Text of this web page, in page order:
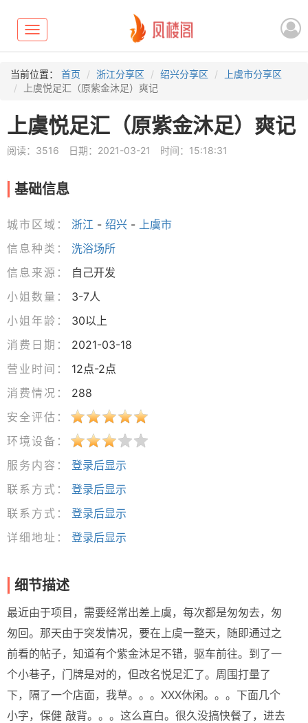
Toggle
navigation
当前位置： 首页 浙江分享区 绍兴分享区
上虞市分享区
上虞悦足汇（原紫金沐足）爽记
上虞悦足汇（原紫金沐足）爽记
阅读：3516 日期：2021-03-21 时间：15:18:31
基础信息
城市区域： 浙江 - 绍兴 - 上虞市
信息种类：
洗浴场所
信息来源：
自己开发
小姐数量：
3-7人
小姐年龄：
30以上
消费日期：
2021-03-18
营业时间：
12点-2点
消费情况：
288
安全评估：
环境设备：
服务内容：
登录后显示
联系方式：
登录后显示
联系方式：
登录后显示
详细地址：
登录后显示
细节描述
最近由于项目，需要经常出差上虞，每次都是匆匆去，匆
匆回。那天由于突发情况，要在上虞一整天，随即通过之
前看的帖子，知道有个紫金沐足不错，驱车前往。到了一
个小巷子，门牌是对的，但改名悦足汇了。周围打量了
下，隔了一个店面，我草。。。XXX休闲。。。下面几个
小字，保健 敲背。。。这么直白。很久没搞快餐了，进去